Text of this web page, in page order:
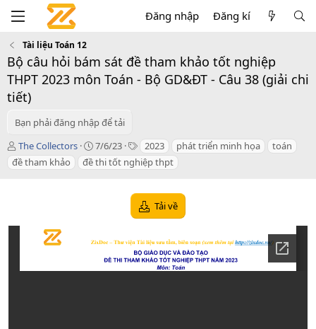
Đăng nhập Đăng kí
Tài liệu Toán 12
Bộ câu hỏi bám sát đề tham khảo tốt nghiệp
THPT 2023 môn Toán - Bộ GD&ĐT - Câu 38 (giải chi
tiết)
Bạn phải đăng nhập để tải
T
á
c
The Collectors
C
r
e
d
t
7/6/23
T
a
g
2023 phát triển minh họa
toán
đề tham khảo
đề thi tốt nghiệp thpt
Tải về